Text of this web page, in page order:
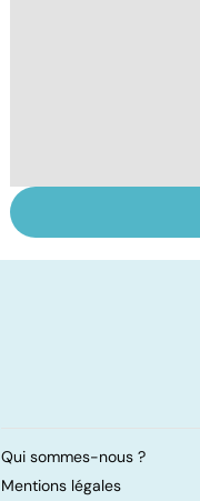
infections
Qui sommes-nous ?
Mentions légales